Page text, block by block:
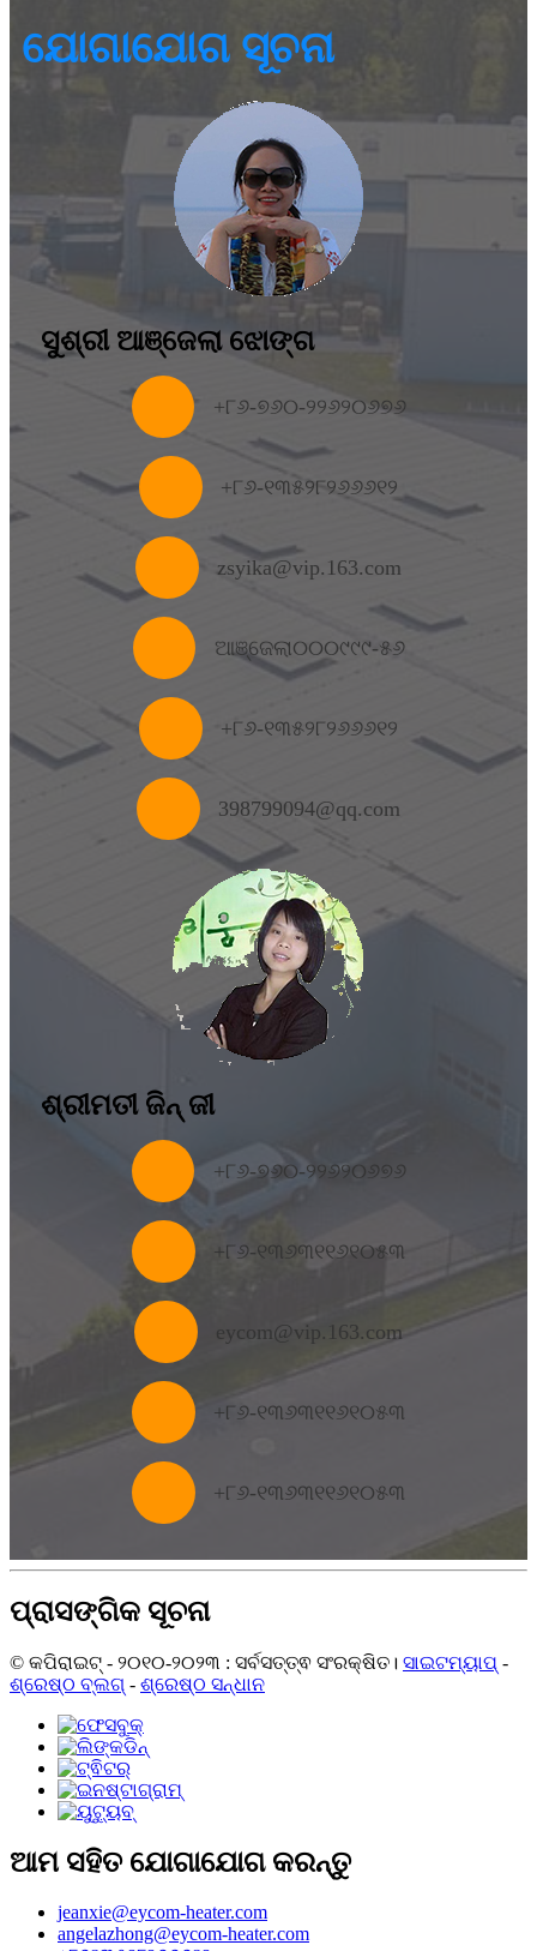
ଯୋଗାଯୋଗ ସୂଚନା
ସୁଶ୍ରୀ ଆଞ୍ଜେଲା ଝୋଙ୍ଗ
+୮୬-୭୬୦-୨୨୬୨୦୬୭୬
+୮୬-୧୩୫୨୮୨୬୬୬୧୨
zsyika@vip.163.com
ଆଞ୍ଜେଲା୦୦୦୯୯୯-୫୬
+୮୬-୧୩୫୨୮୨୬୬୬୧୨
398799094@qq.com
ଶ୍ରୀମତୀ ଜିନ୍ ଜୀ
+୮୬-୭୬୦-୨୨୬୨୦୬୭୬
+୮୬-୧୩୬୩୧୧୬୧୦୫୩
eycom@vip.163.com
+୮୬-୧୩୬୩୧୧୬୧୦୫୩
+୮୬-୧୩୬୩୧୧୬୧୦୫୩
ପ୍ରାସଙ୍ଗିକ ସୂଚନା
© କପିରାଇଟ୍ - ୨୦୧୦-୨୦୨୩ : ସର୍ବସତ୍ତ୍ଵ ସଂରକ୍ଷିତ। ସାଇଟମ୍ୟାପ୍ -
ଶ୍ରେଷ୍ଠ ବ୍ଲଗ୍ - ଶ୍ରେଷ୍ଠ ସନ୍ଧାନ
ଆମ ସହିତ ଯୋଗାଯୋଗ କରନ୍ତୁ
jeanxie@eycom-heater.com
angelazhong@eycom-heater.com